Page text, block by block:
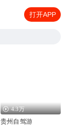
打开APP
4.3万
贵州自驾游